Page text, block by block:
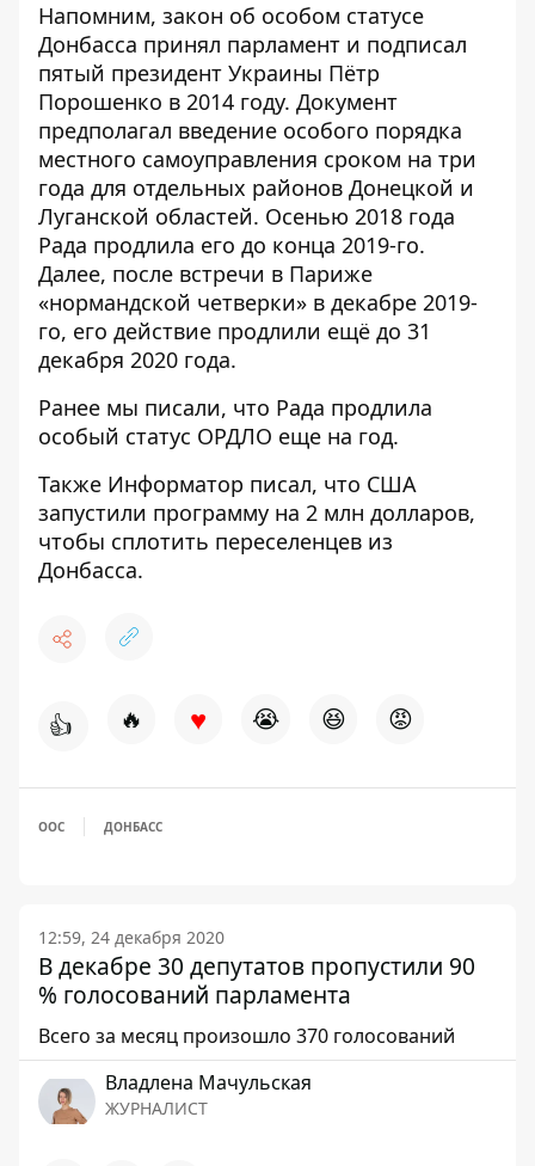
Напомним, закон об особом статусе
Донбасса принял парламент и подписал
пятый президент Украины Пётр
Порошенко в 2014 году. Документ
предполагал введение особого порядка
местного самоуправления сроком на три
года для отдельных районов Донецкой и
Луганской областей. Осенью 2018 года
Рада продлила его до конца 2019-го.
Далее, после встречи в Париже
«нормандской четверки» в декабре 2019-
го, его действие продлили ещё до 31
декабря 2020 года.
Ранее мы писали, что Рада продлила
особый статус ОРДЛО еще на год.
Также Информатор писал, что США
запустили программу на 2 млн долларов,
чтобы сплотить переселенцев из
Донбасса.
👍 🔥 ♥ 😭 😆 😡
ООС ДОНБАСС
12:59, 24 декабря 2020
В декабре 30 депутатов пропустили 90
% голосований парламента
Всего за месяц произошло 370 голосований
Владлена Мачульская
ЖУРНАЛИСТ